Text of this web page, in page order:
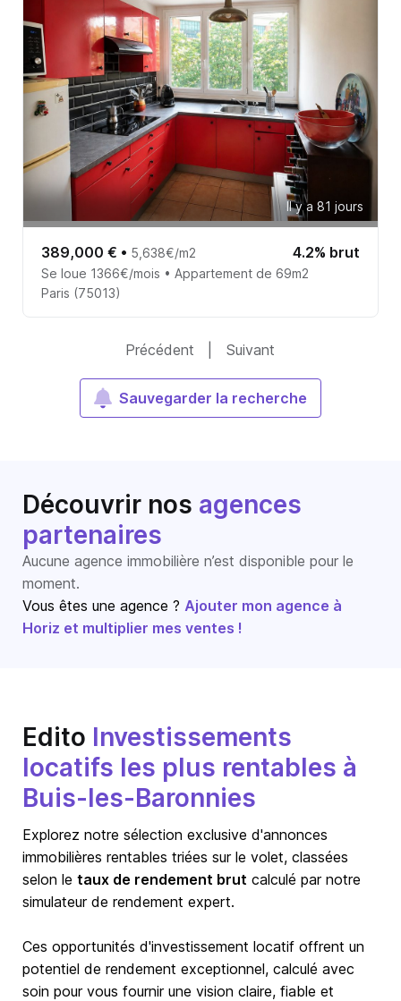
Il y a 81 jours
389,000 € • 5,638€/m2 4.2% brut
Se loue 1366€/mois • Appartement de 69m2
Paris (75013)
Précédent Suivant
Sauvegarder la recherche
Découvrir nos agences
partenaires
Aucune agence immobilière n’est disponible pour le
moment.
Vous êtes une agence ? Ajouter mon agence à
Horiz et multiplier mes ventes !
Edito Investissements
locatifs les plus rentables à
Buis-les-Baronnies
Explorez notre sélection exclusive d'annonces
immobilières rentables triées sur le volet, classées
selon le taux de rendement brut calculé par notre
simulateur de rendement expert.
Ces opportunités d'investissement locatif offrent un
potentiel de rendement exceptionnel, calculé avec
soin pour vous fournir une vision claire, fiable et